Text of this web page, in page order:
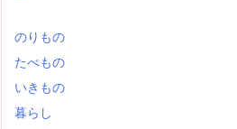
のりもの
たべもの
いきもの
暮らし